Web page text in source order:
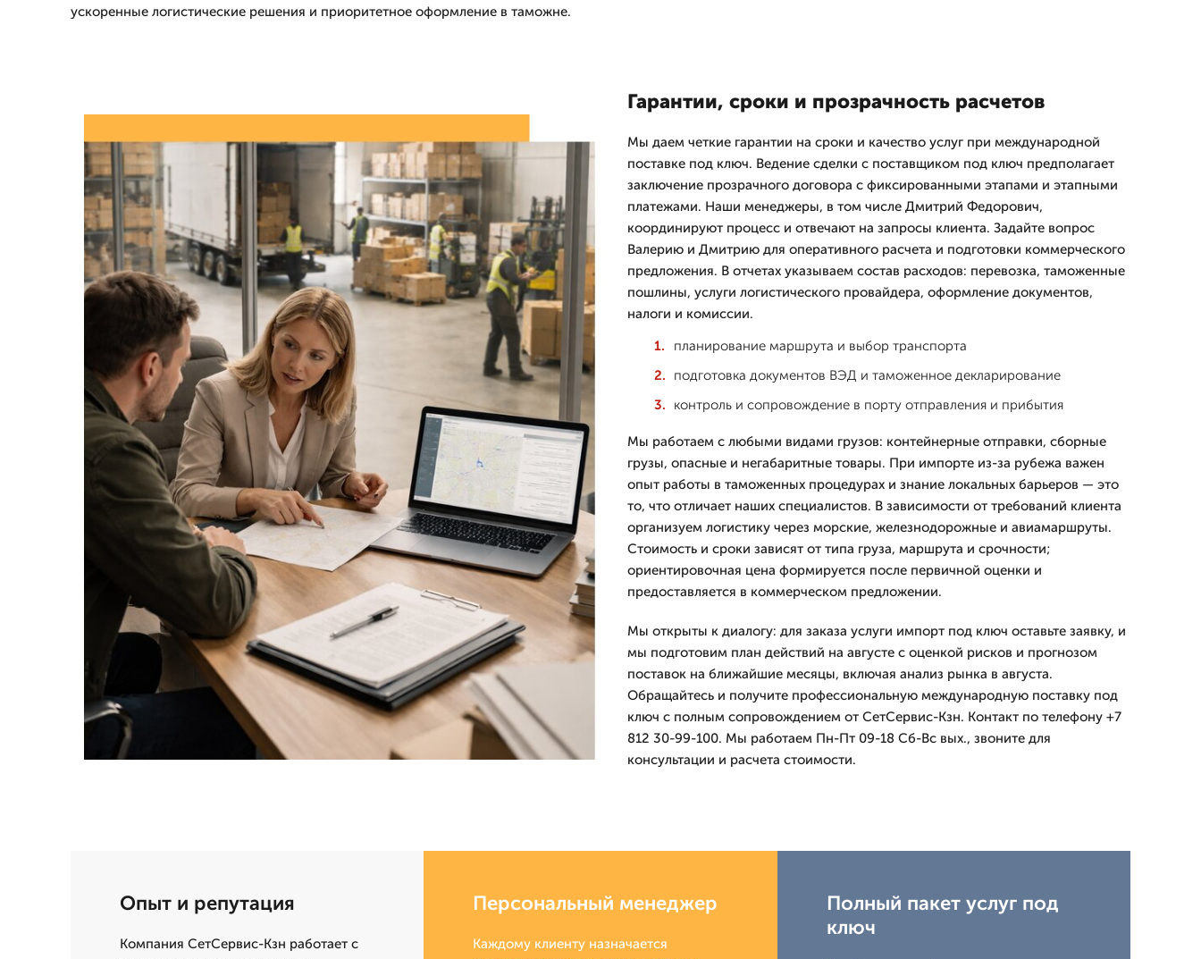
ускоренные логистические решения и приоритетное оформление в таможне.
Гарантии, сроки и прозрачность расчетов
Мы даем четкие гарантии на сроки и качество услуг при международной
поставке под ключ. Ведение сделки с поставщиком под ключ предполагает
заключение прозрачного договора с фиксированными этапами и этапными
платежами. Наши менеджеры, в том числе Дмитpий Федорович,
координируют процесс и отвечают на запросы клиента. Задайте вопрос
Валерию и Дмитрию для оперативного расчета и подготовки коммерческого
предложения. В отчетах указываем состав расходов: перевозка, таможенные
пошлины, услуги логистического провайдера, оформление документов,
налоги и комиссии.
планирование маршрута и выбор транспорта
подготовка документов ВЭД и таможенное декларирование
контроль и сопровождение в порту отправления и прибытия
Мы работаем с любыми видами грузов: контейнерные отправки, сборные
грузы, опасные и негабаритные товары. При импорте из-за рубежа важен
опыт работы в таможенных процедурах и знание локальных барьеров — это
то, что отличает наших специалистов. В зависимости от требований клиента
организуем логистику через морские, железнодорожные и авиамаршруты.
Стоимость и сроки зависят от типа груза, маршрута и срочности;
ориентировочная цена формируется после первичной оценки и
предоставляется в коммерческом предложении.
Мы открыты к диалогу: для заказа услуги импорт под ключ оставьте заявку, и
мы подготовим план действий на августе с оценкой рисков и прогнозом
поставок на ближайшие месяцы, включая анализ рынка в августа.
Обращайтесь и получите профессиональную международную поставку под
ключ с полным сопровождением от СетСервис-Кзн. Контакт по телефону +7
812 30-99-100. Мы работаем Пн-Пт 09-18 Сб-Вс вых., звоните для
консультации и расчета стоимости.
Опыт и репутация
Компания СетСервис-Кзн работает с
Персональный менеджер
Каждому клиенту назначается
Полный пакет услуг под
ключ